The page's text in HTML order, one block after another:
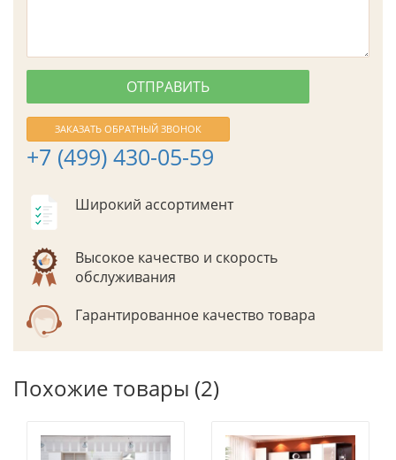
ЗАКАЗАТЬ ОБРАТНЫЙ ЗВОНОК
+7 (499) 430-05-59
Широкий ассортимент
Высокое качество и скорость
обслуживания
Гарантированное качество товара
Похожие товары (2)